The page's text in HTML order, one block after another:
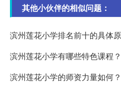
其他小伙伴的相似问题：
滨州莲花小学排名前十的具体
滨州莲花小学有哪些特色课程？
滨州莲花小学的师资力量如何？